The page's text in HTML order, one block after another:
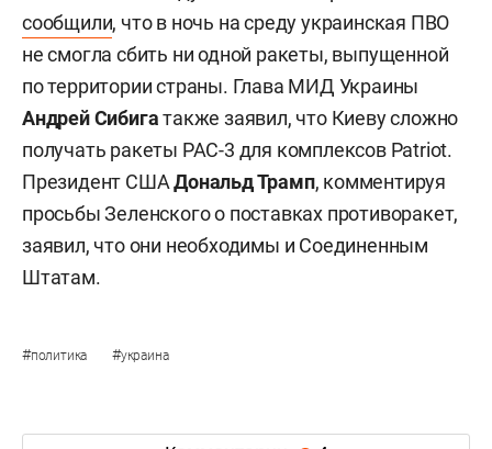
сообщили, что в ночь на среду украинская ПВО
не смогла сбить ни одной ракеты, выпущенной
по территории страны. Глава МИД Украины
Андрей Сибигатакже заявил, что Киеву сложно
получать ракеты PAC-3 для комплексов Patriot.
Президент СШАДональд Трамп, комментируя
просьбы Зеленского о поставках противоракет,
заявил, что они необходимы и Соединенным
Штатам.
#политика #украина